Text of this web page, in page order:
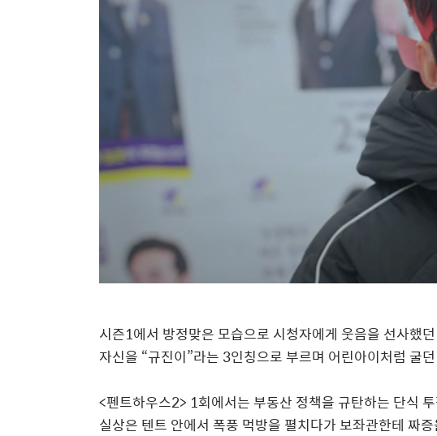
시즌1에서 방정맞은 모습으로 시청자에게 웃음을 선사했
자신을 “규진이”라는 3인칭으로 부르며 어린아이처럼 굴
<펜트하우스2> 1회에서는 부동산 정책을 규탄하는 단식
실상은 텐트 안에서 폭풍 먹방을 펼치다가 보좌관한테 짜